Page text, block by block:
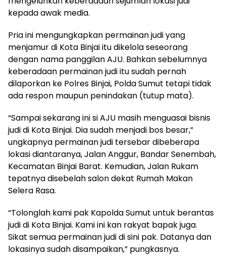
kepada awak media.
Pria ini mengungkapkan permainan judi yang
menjamur di Kota Binjai itu dikelola seseorang
dengan nama panggilan AJU. Bahkan sebelumnya
keberadaan permainan judi itu sudah pernah
dilaporkan ke Polres Binjai, Polda Sumut tetapi tidak
ada respon maupun penindakan (tutup mata).
“Sampai sekarang ini si AJU masih menguasai bisnis
judi di Kota Binjai. Dia sudah menjadi bos besar,”
ungkapnya permainan judi tersebar dibeberapa
lokasi diantaranya, Jalan Anggur, Bandar Senembah,
Kecamatan Binjai Barat. Kemudian, Jalan Rukam
tepatnya disebelah salon dekat Rumah Makan
Selera Rasa.
“Tolonglah kami pak Kapolda Sumut untuk berantas
judi di Kota Binjai. Kami ini kan rakyat bapak juga.
Sikat semua permainan judi di sini pak. Datanya dan
lokasinya sudah disampaikan,” pungkasnya.